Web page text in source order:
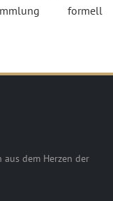
formell
dem Herzen der